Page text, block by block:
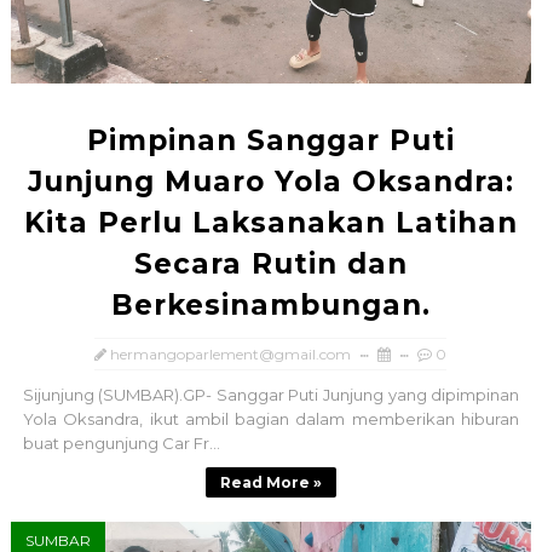
Pimpinan Sanggar Puti
Junjung Muaro Yola Oksandra:
Kita Perlu Laksanakan Latihan
Secara Rutin dan
Berkesinambungan.
hermangoparlement@gmail.com 0
Sijunjung (SUMBAR).GP- Sanggar Puti Junjung yang dipimpinan
Yola Oksandra, ikut ambil bagian dalam memberikan hiburan
buat pengunjung Car Fr...
Read More »
SUMBAR